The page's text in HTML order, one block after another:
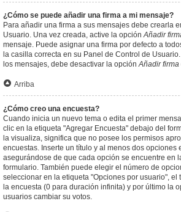
¿Cómo se puede añadir una firma a mi mensaje?
Para añadir una firma a sus mensajes debe crearla
Usuario. Una vez creada, active la opciónAñadir
mensaje. Puede asignar una firma por defecto a
la casilla correcta en su Panel de Control de
los mensajes, debe desactivar la opciónAñadir firma
Arriba
¿Cómo creo una encuesta?
Cuando inicia un nuevo tema o edita el primer
clic en la etiqueta "Agregar Encuesta" debajo del
la visualiza, significa que no posee los permisos
encuestas. Inserte un título y al menos dos opciones
asegurándose de que cada opción se encuentre en
formulario. También puede elegir el número de
seleccionar en la etiqueta "Opciones por usuario", el
la encuesta (0 para duración infinita) y por último la
usuarios cambiar su votos.